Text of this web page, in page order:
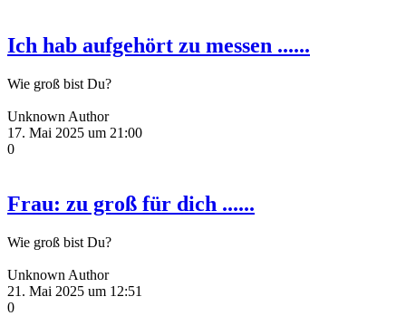
Ich hab aufgehört zu messen ......
Wie groß bist Du?
Unknown Author
17. Mai 2025 um 21:00
0
Frau: zu groß für dich ......
Wie groß bist Du?
Unknown Author
21. Mai 2025 um 12:51
0